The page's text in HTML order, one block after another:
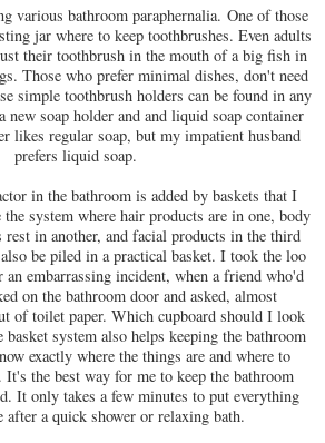
various bathroom paraphernalia. One of those
jar where to keep toothbrushes. Even adults
their toothbrush in the mouth of a big fish in
Those who prefer minimal dishes, don't need
simple toothbrush holders can be found in any
new soap holder and and liquid soap container
likes regular soap, but my impatient husband
prefers liquid soap.
in the bathroom is added by baskets that I
system where hair products are in one, body
rest in another, and facial products in the third
be piled in a practical basket. I took the loo
embarrassing incident, when a friend who'd
on the bathroom door and asked, almost
of toilet paper. Which cupboard should I look
basket system also helps keeping the bathroom
exactly where the things are and where to
the best way for me to keep the bathroom
It only takes a few minutes to put everything
after a quick shower or relaxing bath.